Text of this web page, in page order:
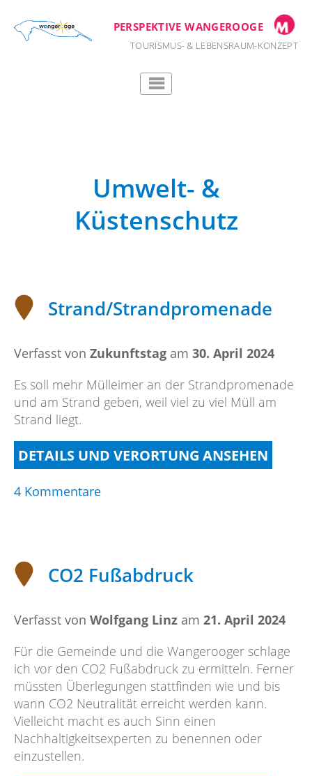
Inhalt
springen
PERSPEKTIVE WANGEROOGE
TOURISMUS- & LEBENSRAUM-KONZEPT
Umwelt- &
Küstenschutz
Strand/Strandpromenade
Verfasst von Zukunftstag am 30. April 2024
Es soll mehr Mülleimer an der Strandpromenade
und am Strand geben, weil viel zu viel Müll am
Strand liegt.
DETAILS UND VERORTUNG ANSEHEN
4 Kommentarezu
CO2 Fußabdruck
Verfasst von Wolfgang Linz am 21. April 2024
Für die Gemeinde und die Wangerooger schlage
ich vor den CO2 Fußabdruck zu ermitteln. Ferner
müssten Überlegungen stattfinden wie und bis
wann CO2 Neutralität erreicht werden kann.
Vielleicht macht es auch Sinn einen
Nachhaltigkeitsexperten zu benennen oder
einzustellen.